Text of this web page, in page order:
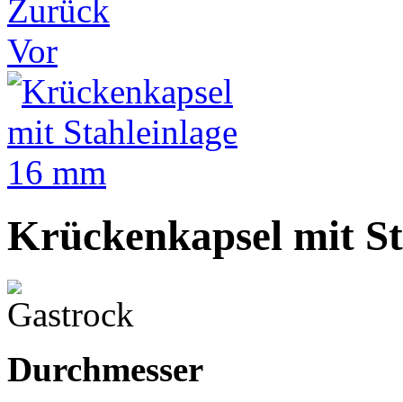
Zurück
Vor
Krückenkapsel mit
Durchmesser